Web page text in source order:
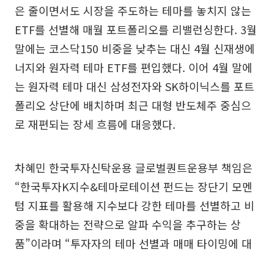
은 줄이면서도 시장을 주도하는 테마를 놓치지 않는
ETF를 선별해 매월 포트폴리오를 리밸런싱한다. 3월
말에는 코스닥150 비중을 낮추는 대신 4월 신재생에
너지와 원자력 테마 ETF를 편입했다. 이어 4월 말에
는 원자력 테마 대신 삼성전자와 SK하이닉스를 포트
폴리오 상단에 배치하며 최근 대형 반도체주 중심으
로 재편되는 장세 흐름에 대응했다.
차혜민 한국투자신탁운용 글로벌퀀트운용부 책임은
“한국투자K지수&테마로테이션 펀드는 장단기 모멘
텀 지표를 활용해 지수보다 강한 테마를 선별하고 비
중을 확대하는 전략으로 알파 수익을 추구하는 상
품”이라며 “투자자의 테마 선별과 매매 타이밍에 대